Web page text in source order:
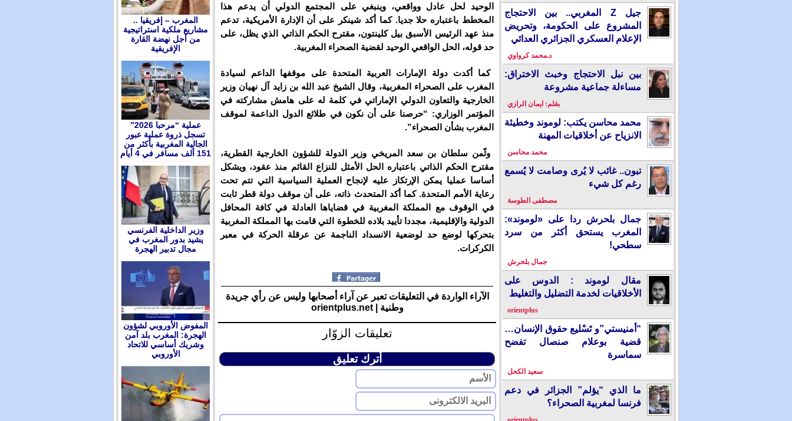
جيل Z المغربي.. بين الاحتجاج
المشروع على الحكومة، وتحريض
الإعلام العسكري الجزائري العدائي
د.محمد كرواوي
بين نبل الاحتجاج وخبث الاختراق:
مساءلة جماعية مشروعة
بقلم: ايمان الرازي
محمد محاسن يكتب: لوموند وخطيئة
الانزياح عن أخلاقيات المهنة
محمد محاسن
تبون.. غائب لا يُرى وصامت لا يُسمع
رغم كل شيء
مصطفى الطوسة
جمال بلحرش ردا على «لوموند»:
المغرب يستحق أكثر من سرد
سطحي!
جمال بلحرش
مقال لوموند : الدوس على
الأخلاقيات لخدمة التضليل والتغليط
orientplus
“أمنيستي”و تَسْليع حقوق الإنسان…
قضية بوعلام صنصال تفضح
سماسرة
سعيد الكحل
ما الذي “يؤلم” الجزائر في دعم
فرنسا لمغربية الصحراء؟
الوحيد لحل عادل وواقعي، وينبغي على المجتمع الدولي أن يدعم هذا
المخطط باعتباره حلا جديا. كما أكد شينكر على أن الإدارة الأمريكية، تدعم
منذ عهد الرئيس الأسبق بيل كلينتون، مقترح الحكم الذاتي الذي يظل، على
حد قوله، الحل الواقعي الوحيد لقضية الصحراء المغربية.
كما أكدت دولة الإمارات العربية المتحدة على موقفها الداعم لسيادة
المغرب على الصحراء المغربية، وقال الشيخ عبد الله بن زايد آل نهيان وزير
الخارجية والتعاون الدولي الإماراتي في كلمة له على هامش مشاركته في
المؤتمر الوزاري: “حرصنا على أن نكون في طلائع الدول الداعمة لموقف
المغرب بشأن الصحراء”.
وثّمن سلطان بن سعد المريخي وزير الدولة للشؤون الخارجية القطرية،
مقترح الحكم الذاتي باعتباره الحل الأمثل للنزاع القائم منذ عقود، ويشكل
أساسا عمليا يمكن الإرتكاز عليه لإنجاح العملية السياسية التي تتم تحت
رعاية الأمم المتحدة. كما أكد المتحدث ذاته، على أن موقف دولة قطر ثابت
في الوقوف مع المملكة المغربية في قضاياها العادلة في كافة المحافل
الدولية والإقليمية، مجددا تأييد بلاده للخطوة التي قامت بها المملكة المغربية
بتحركها لوضع حد لوضعية الانسداد الناجمة عن عرقلة الحركة في معبر
الكركرات.
الآراء الواردة في التعليقات تعبر عن آراء أصحابها وليس عن رأي جريدة
وطنية | orientplus.net
تعليقات الزوّار
أترك تعليق
المغرب – إفريقيا ..
مشاريع ملكية استراتيجية
من أجل نهضة القارة
الإفريقية
عملية “مرحبا 2026”
تسجل ذروة عملية عبور
الجالية المغربية بأكثر من
151 ألف مسافر في 4 أيام
وزير الداخلية الفرنسي
يشيد بدور المغرب في
مجال تدبير الهجرة
المفوض الأوروبي لشؤون
الهجرة: المغرب بلد آمن
وشريك أساسي للاتحاد
الأوروبي